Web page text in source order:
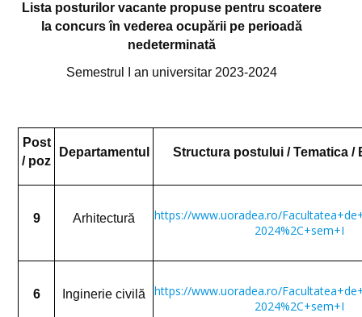
Sisteme Geoinformatice în Cadastru și Urbanism
Planuri de învățământ
Fișe de disciplină Arhitectură
Fișe de disciplină MTC
Fișe de disciplină CSAAC
Fișe de disciplină ISPM
STUDENȚI
Lista posturilor vacante propuse pentru scoatere
la concurs în vederea ocupării pe perioadă
nedeterminată
Semestrul I an universitar 2023-2024
Post
/ poz
Departamentul Structura postului / Tematica /
9 Arhitectură
https://www.uoradea.ro/
2024%2C+sem+I
6 Inginerie civilă
https://www.uoradea.ro/
2024%2C+sem+I